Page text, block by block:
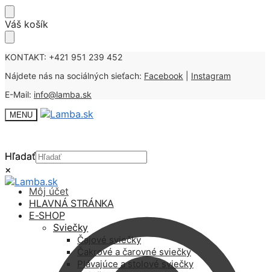
Skip
to
Skip
to
Váš košík
KONTAKT: +421 951 239 452
Nájdete nás na sociálných sieťach: Facebook
Instagram
E-Mail: info@lamba.sk
MENU
Hľadať
×
Môj účet
Hľadať
×
HLAVNÁ STRÁNKA
E-SHOP
Sviečky
Čajové sviečky
Čakrové a čarovné sviečky
Plávajúce a stolové sviečky